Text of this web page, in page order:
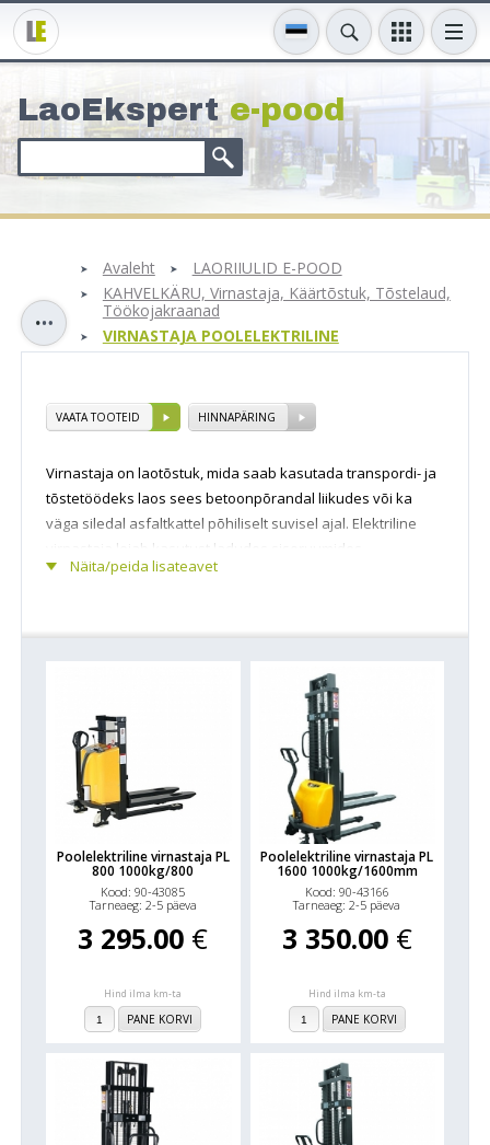
LaoEksperte-pood
Avaleht
LAORIIULID E-POOD
KAHVELKÄRU, Virnastaja, Käärtõstuk, Tõstelaud,
Töökojakraanad
VIRNASTAJA POOLELEKTRILINE
VAATA TOOTEID HINNAPÄRING
Näita/peida lisateavet
Virnastaja on laotõstuk, mida saab kasutada transpordi- ja
tõstetöödeks laos sees betoonpõrandal liikudes või ka
väga siledal asfaltkattel põhiliselt suvisel ajal. Elektriline
virnastaja leiab kasutust ladudes siseruumides
aluseriiulitesse kauba paigutamiseks või lihtsalt alustel
Manuaalse virnastaja puhul toimub nii tõstuki
manööverdamine kui ka kauba tõstmine või langetamine
käsitsi inimjõul. Poolelektrilisel virnastajal on tõstmine /
langetamine elektriline aku jõul, manööverdamine inimjõul
lükates/tõmmates.
Saadaval erineva tõstekõrgusega virnastajad.
Poolelektriline virnastaja PL
800 1000kg/800
Kood: 90-43085
Tarneaeg: 2-5 päeva
3 295.00 €
Hind ilma km-ta
PANE KORVI
Poolelektriline virnastaja PL
1600 1000kg/1600mm
Kood: 90-43166
Tarneaeg: 2-5 päeva
3 350.00 €
Hind ilma km-ta
PANE KORVI